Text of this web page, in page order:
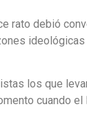
rato debió
ideológicas
los que
cuando el